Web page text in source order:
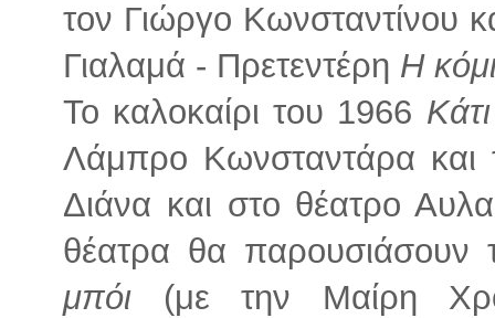
τον Γιώργο Κωνσταντίνου
Γιαλαμά - Πρετεντέρη Η
Το καλοκαίρι του 1966
Λάμπρο Κωνσταντάρα
Διάνα και στο θέατρο
θέατρα θα
μπόι (με την Μαίρη